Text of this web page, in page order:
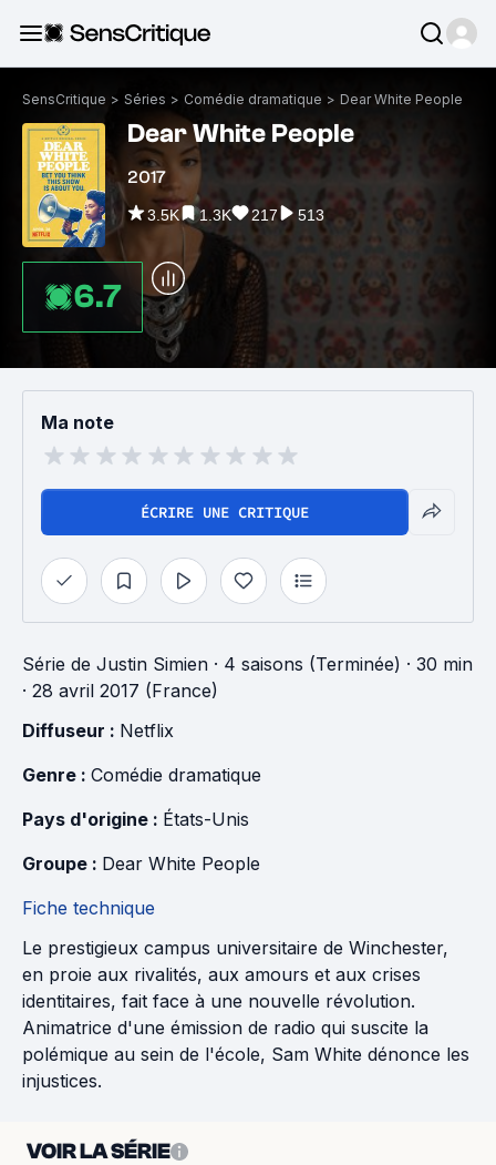
SensCritique > Séries > Comédie dramatique > Dear White People
Dear White People
2017
3.5K 1.3K 217 513
6.7
Ma note
ÉCRIRE UNE CRITIQUE
Série de Justin Simien · 4 saisons (Terminée) · 30 min
· 28 avril 2017 (France)
Diffuseur : Netflix
Genre : Comédie dramatique
Pays d'origine : États-Unis
Groupe : Dear White People
Fiche technique
Le prestigieux campus universitaire de Winchester,
en proie aux rivalités, aux amours et aux crises
identitaires, fait face à une nouvelle révolution.
Animatrice d'une émission de radio qui suscite la
polémique au sein de l'école, Sam White dénonce les
injustices.
VOIR LA SÉRIE